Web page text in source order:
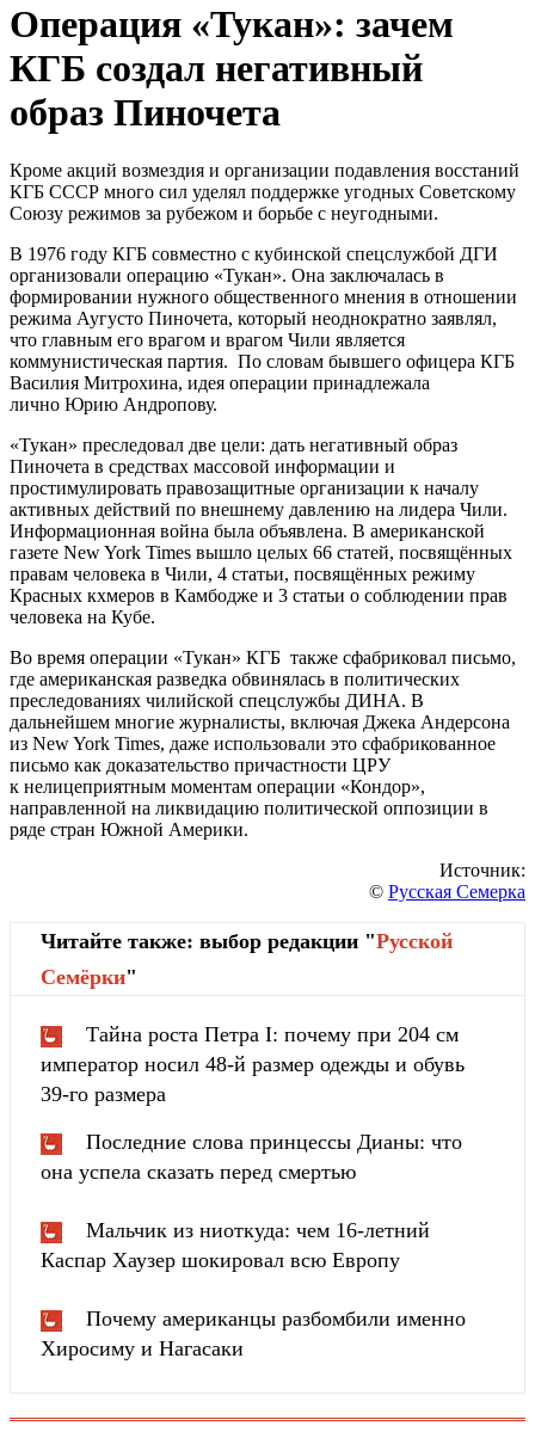
Операция «Тукан»: зачем
КГБ создал негативный
образ Пиночета
Кроме акций возмездия и организации подавления восстаний
КГБ СССР много сил уделял поддержке угодных Советскому
Союзу режимов за рубежом и борьбе с неугодными.
В 1976 году КГБ совместно с кубинской спецслужбой ДГИ
организовали операцию «Тукан». Она заключалась в
формировании нужного общественного мнения в отношении
режима Аугусто Пиночета, который неоднократно заявлял,
что главным его врагом и врагом Чили является
коммунистическая партия. По словам бывшего офицера КГБ
Василия Митрохина, идея операции принадлежала
лично Юрию Андропову.
«Тукан» преследовал две цели: дать негативный образ
Пиночета в средствах массовой информации и
простимулировать правозащитные организации к началу
активных действий по внешнему давлению на лидера Чили.
Информационная война была объявлена. В американской
газете New York Times вышло целых 66 статей, посвящённых
правам человека в Чили, 4 статьи, посвящённых режиму
Красных кхмеров в Камбодже и 3 статьи о соблюдении прав
человека на Кубе.
Во время операции «Тукан» КГБ также сфабриковал письмо,
где американская разведка обвинялась в политических
преследованиях чилийской спецслужбы ДИНА. В
дальнейшем многие журналисты, включая Джека Андерсона
из New York Times, даже использовали это сфабрикованное
письмо как доказательство причастности ЦРУ
к нелицеприятным моментам операции «Кондор»,
направленной на ликвидацию политической оппозиции в
ряде стран Южной Америки.
Источник:
© Русская Семерка
Читайте также: выбор редакции "Русской
Cемёрки"
Тайна роста Петра I: почему при 204 см
император носил 48-й размер одежды и обувь
39-го размера
Последние слова принцессы Дианы: что
она успела сказать перед смертью
Мальчик из ниоткуда: чем 16-летний
Каспар Хаузер шокировал всю Европу
Почему американцы разбомбили именно
Хиросиму и Нагасаки